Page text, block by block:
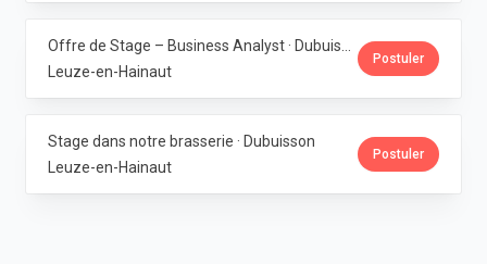
Leuze-en-Hainaut
Postuler
Stage dans notre brasserie · Dubuisson
Leuze-en-Hainaut
Postuler